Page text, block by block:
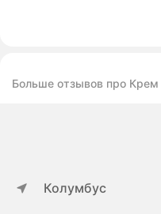
Больше отзывов про
Колумбус